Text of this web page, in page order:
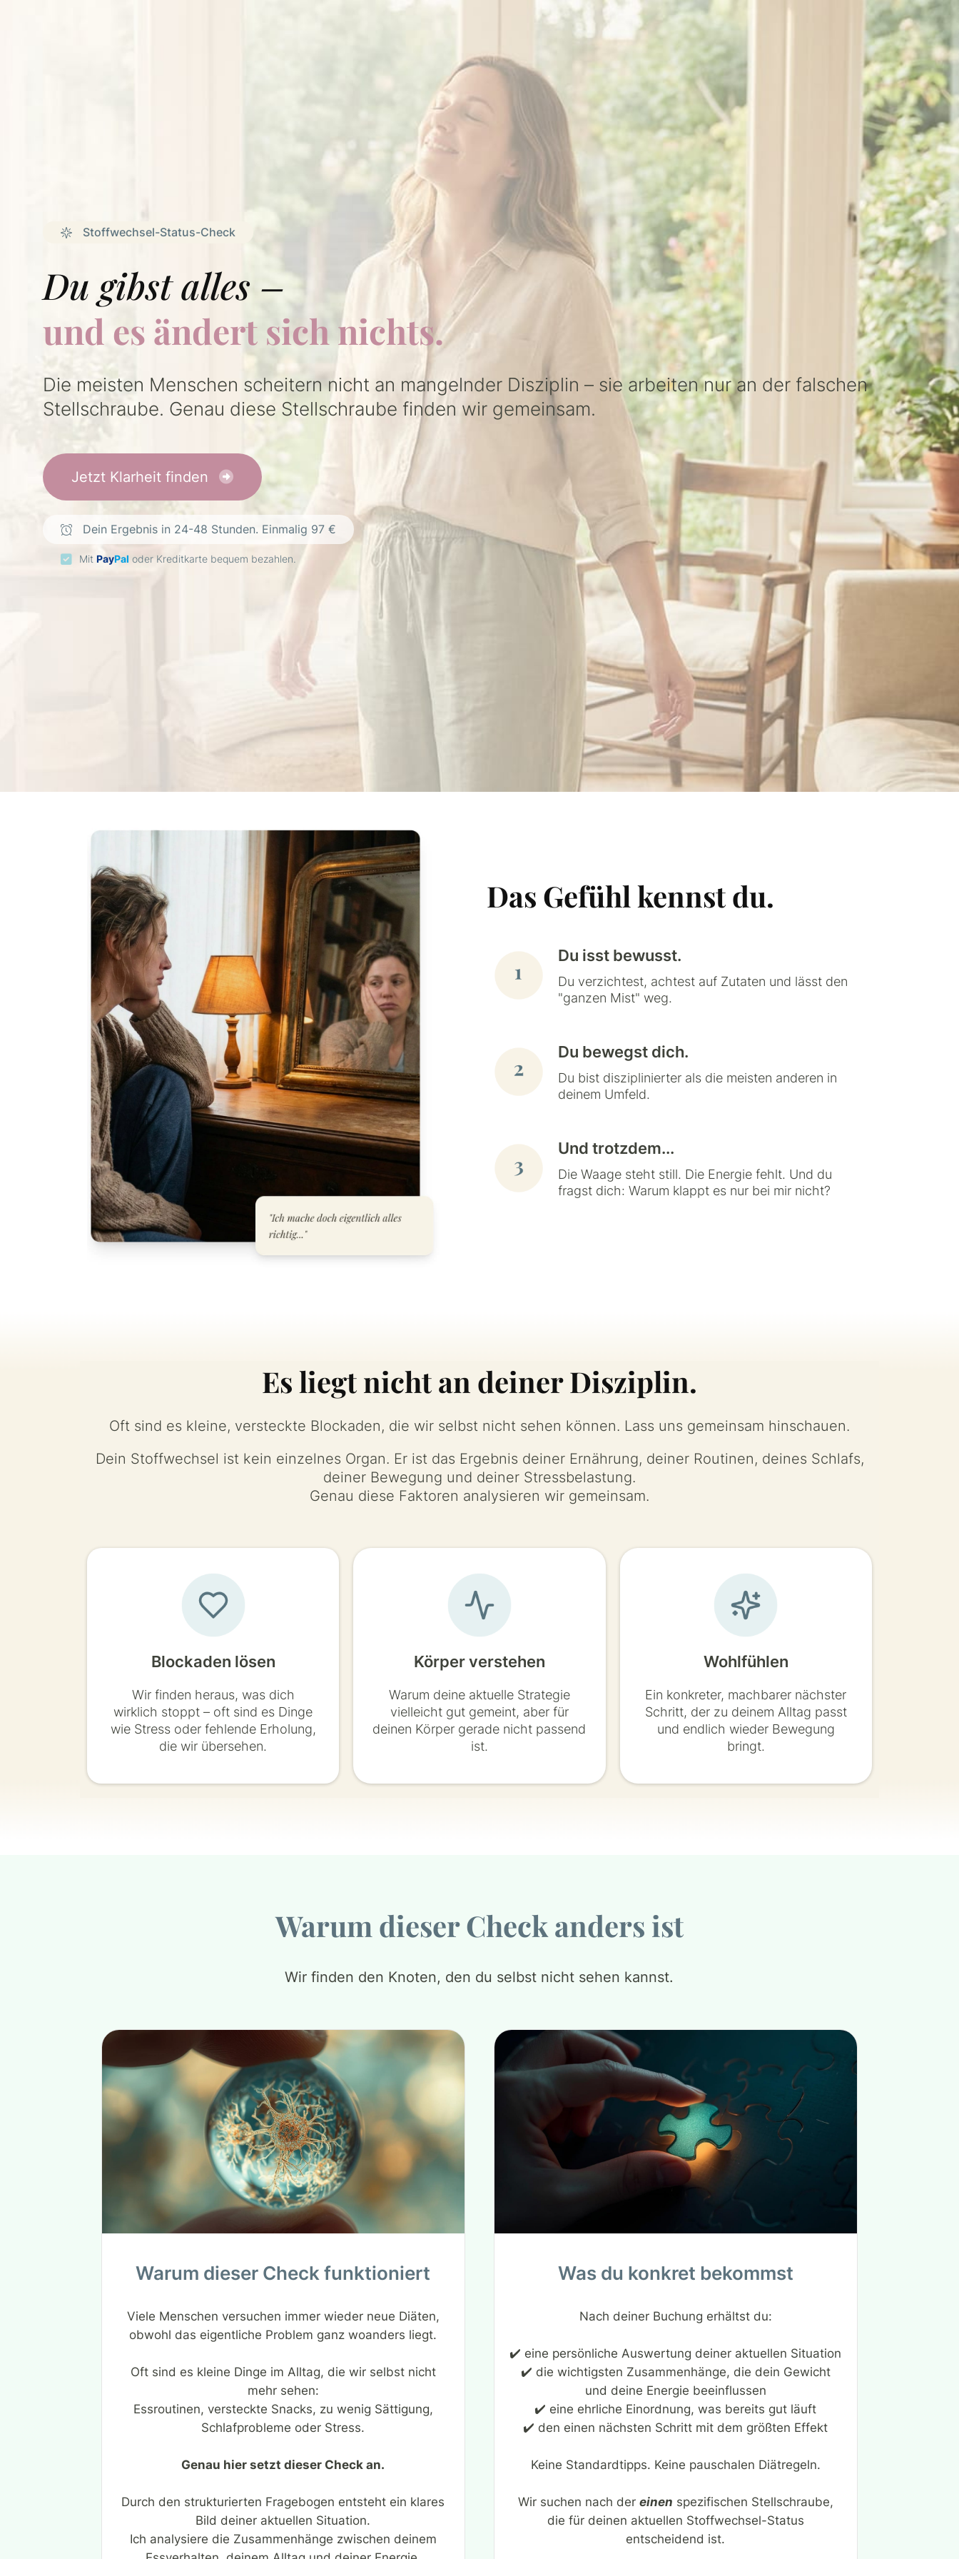
Stoffwechsel-Status-Check
Du gibst alles –
und es ändert sich nichts.
Die meisten Menschen scheitern nicht an mangelnder Disziplin – sie arbeiten nur an der falschen
Stellschraube. Genau diese Stellschraube finden wir gemeinsam.
Jetzt Klarheit finden
Dein Ergebnis in 24-48 Stunden. Einmalig 97 €
Mit PayPal oder Kreditkarte bequem bezahlen.
Das Gefühl kennst du.
Du isst bewusst.
Du verzichtest, achtest auf Zutaten und lässt den
"ganzen Mist" weg.
Du bewegst dich.
Du bist disziplinierter als die meisten anderen in
deinem Umfeld.
Und trotzdem...
Die Waage steht still. Die Energie fehlt. Und du
fragst dich: Warum klappt es nur bei mir nicht?
Es liegt nicht an deiner Disziplin.
Oft sind es kleine, versteckte Blockaden, die wir selbst nicht sehen können. Lass uns gemeinsam hinschauen.
Dein Stoffwechsel ist kein einzelnes Organ. Er ist das Ergebnis deiner Ernährung, deiner Routinen, deines Schlafs,
deiner Bewegung und deiner Stressbelastung.
Genau diese Faktoren analysieren wir gemeinsam.
Blockaden lösen
Wir finden heraus, was dich
wirklich stoppt – oft sind es Dinge
wie Stress oder fehlende Erholung,
die wir übersehen.
Körper verstehen
Warum deine aktuelle Strategie
vielleicht gut gemeint, aber für
deinen Körper gerade nicht passend
ist.
Wohlfühlen
Ein konkreter, machbarer nächster
Schritt, der zu deinem Alltag passt
und endlich wieder Bewegung
bringt.
Warum dieser Check anders ist
Wir finden den Knoten, den du selbst nicht sehen kannst.
Warum dieser Check funktioniert
Viele Menschen versuchen immer wieder neue Diäten,
obwohl das eigentliche Problem ganz woanders liegt.
Oft sind es kleine Dinge im Alltag, die wir selbst nicht
mehr sehen:
Essroutinen, versteckte Snacks, zu wenig Sättigung,
Schlafprobleme oder Stress.
Genau hier setzt dieser Check an.
Durch den strukturierten Fragebogen entsteht ein klares
Bild deiner aktuellen Situation.
Ich analysiere die Zusammenhänge zwischen deinem
Was du konkret bekommst
Nach deiner Buchung erhältst du:
✔️ eine persönliche Auswertung deiner aktuellen Situation
✔️ die wichtigsten Zusammenhänge, die dein Gewicht
und deine Energie beeinflussen
✔️ eine ehrliche Einordnung, was bereits gut läuft
✔️ den einen nächsten Schritt mit dem größten Effekt
Keine Standardtipps. Keine pauschalen Diätregeln.
Wir suchen nach der einen spezifischen Stellschraube,
die für deinen aktuellen Stoffwechsel-Status
entscheidend ist.